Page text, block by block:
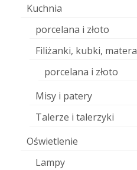
Kuchnia
porcelana i złoto
Filiżanki, kubki, matera
porcelana i złoto
Misy i patery
Talerze i talerzyki
Oświetlenie
Lampy